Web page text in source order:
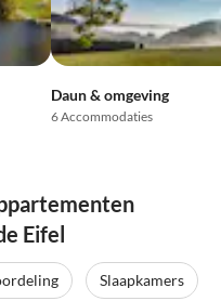
Daun & omgeving
6 Accommodaties
Eifel
Slaapkamers